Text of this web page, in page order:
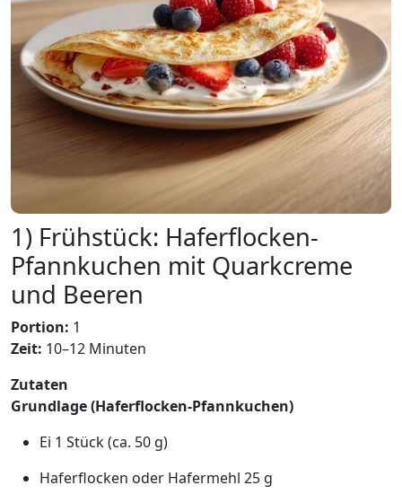
1) Frühstück: Haferflocken-
Pfannkuchen mit Quarkcreme
und Beeren
Portion: 1
Zeit: 10–12 Minuten
Zutaten
Grundlage (Haferflocken-Pfannkuchen)
Ei 1 Stück (ca. 50 g)
Haferflocken oder Hafermehl 25 g